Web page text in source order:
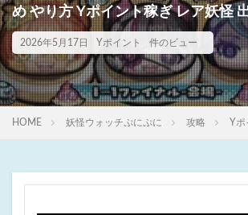
め やり方 Yポイント稼ぎ レア妖怪
2026年5月17日 Yポイント 件のビュー
HOME 妖怪ウォッチぷにぷに 攻略 Yポ